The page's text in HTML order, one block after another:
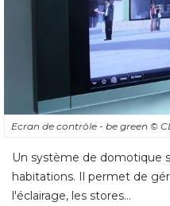
Ecran de contrôle - be green © CL
Un système de domotique
habitations. Il permet de
l'éclairage, les stores...